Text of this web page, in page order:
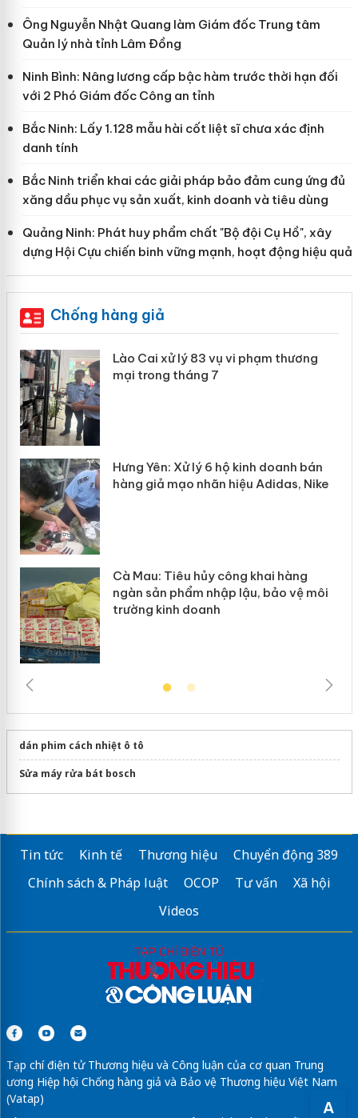
A
Ông Nguyễn Nhật Quang làm Giám đốc Trung tâm
Quản lý nhà tỉnh Lâm Đồng
Ninh Bình: Nâng lương cấp bậc hàm trước thời hạn đối
với 2 Phó Giám đốc Công an tỉnh
Bắc Ninh: Lấy 1.128 mẫu hài cốt liệt sĩ chưa xác định
danh tính
Bắc Ninh triển khai các giải pháp bảo đảm cung ứng đủ
xăng dầu phục vụ sản xuất, kinh doanh và tiêu dùng
Quảng Ninh: Phát huy phẩm chất "Bộ đội Cụ Hồ", xây
dựng Hội Cựu chiến binh vững mạnh, hoạt động hiệu quả
Chống hàng giả
Lào Cai xử lý 83 vụ vi phạm thương
mại trong tháng 7
Hưng Yên: Xử lý 6 hộ kinh doanh bán
hàng giả mạo nhãn hiệu Adidas, Nike
Cà Mau: Tiêu hủy công khai hàng
ngàn sản phẩm nhập lậu, bảo vệ môi
trường kinh doanh
dán phim cách nhiệt ô tô
Sửa máy rửa bát bosch
Tin tức Kinh tế Thương hiệu
Chuyển động 389
Chính sách & Pháp luật
OCOP Tư vấn
Xã hội
Videos
Tạp chí điện tử Thương hiệu và Công luận của cơ quan Trung
ương Hiệp hội Chống hàng giả và Bảo vệ Thương hiệu Việt Nam
(Vatap)